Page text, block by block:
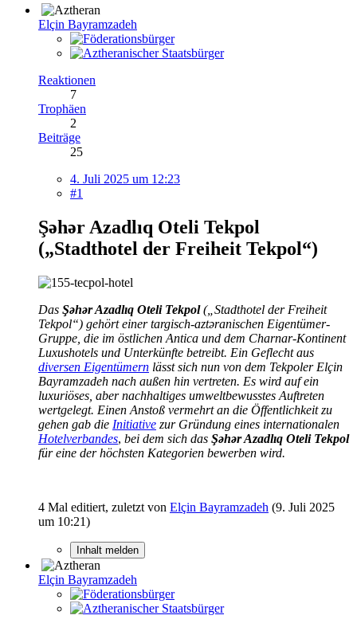
Elçin Bayramzadeh
Reaktionen
7
Trophäen
2
Beiträge
25
4. Juli 2025 um 12:23
#1
Şəhər Azadlıq Oteli Tekpol
(„Stadthotel der Freiheit Tekpol“)
Das Şəhər Azadlıq Oteli Tekpol(„Stadthotel der Freiheit
Tekpol“) gehört einer targisch-aztǝranischen Eigentümer-
Gruppe, die im östlichen Antica und dem Charnar-Kontinent
Luxushotels und Unterkünfte betreibt. Ein Geflecht aus
diversen Eigentümern lässt sich nun von dem Tekpoler Elçin
Bayramzadeh nach außen hin vertreten. Es wird auf ein
luxuriöses, aber nachhaltiges umweltbewusstes Auftreten
wertgelegt. Einen Anstoß vermehrt an die Öffentlichkeit zu
gehen gab die Initiative zur Gründung eines internationalen
Hotelverbandes, bei dem sich das Şəhər Azadlıq Oteli Tekpol
für eine der höchsten Kategorien bewerben wird.
4 Mal editiert, zuletzt von Elçin Bayramzadeh (9. Juli 2025
um 10:21)
Inhalt melden
Elçin Bayramzadeh